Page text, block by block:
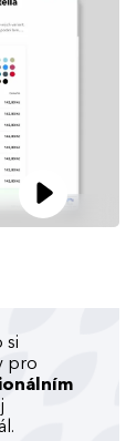
si
pro